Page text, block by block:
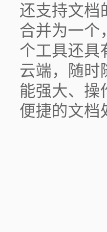
还支持文档
合并为一个
个工具还具
云端，随时
能强大、操
便捷的文档